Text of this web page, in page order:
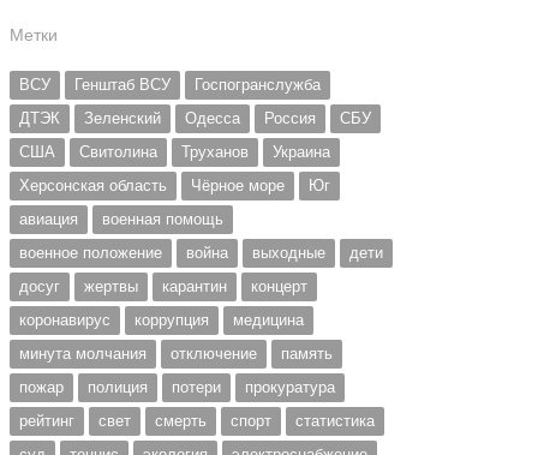
Метки
ВСУ Генштаб ВСУ
Госпогранслужба
ДТЭК
Зеленский Одесса Россия
СБУ
США
Свитолина Труханов
Украина
Херсонская область
Чёрное море
Юг
авиация
военная помощь
военное положение
война выходные
дети
досуг
жертвы карантин
концерт
коронавирус
коррупция
медицина
минута молчания
отключение
память
пожар
полиция потери
прокуратура
рейтинг
свет смерть спорт
статистика